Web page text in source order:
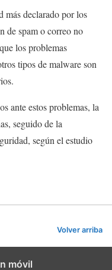
más declarado por los
de spam o correo no
los problemas
tipos de malware son
ante estos problemas, la
seguido de la
según el estudio
Volver arriba
móvil